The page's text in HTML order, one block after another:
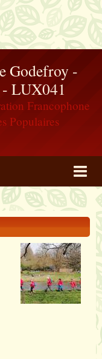
Godefroy -
LUX041
Francophone
Populaires